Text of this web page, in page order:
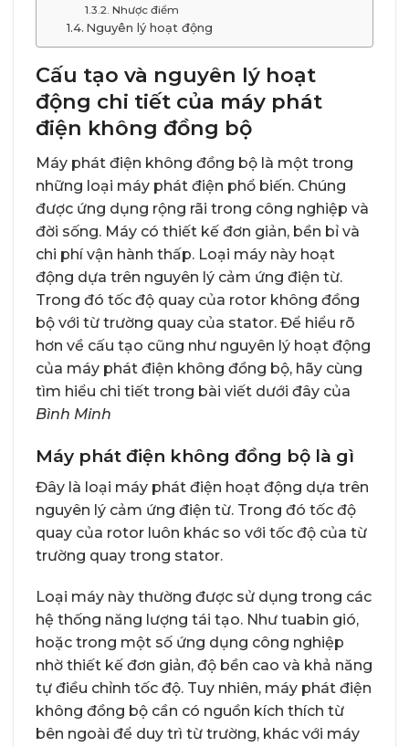
Nhược điểm
Nguyên lý hoạt động
Cấu tạo và nguyên lý hoạt
động chi tiết của máy phát
điện không đồng bộ
Máy phát điện không đồng bộ là một trong
những loại máy phát điện phổ biến. Chúng
được ứng dụng rộng rãi trong công nghiệp và
đời sống. Máy có thiết kế đơn giản, bền bỉ và
chi phí vận hành thấp. Loại máy này hoạt
động dựa trên nguyên lý cảm ứng điện từ.
Trong đó tốc độ quay của rotor không đồng
bộ với từ trường quay của stator. Để hiểu rõ
hơn về cấu tạo cũng như nguyên lý hoạt động
của máy phát điện không đồng bộ, hãy cùng
tìm hiểu chi tiết trong bài viết dưới đây của
Bình Minh
Máy phát điện không đồng bộ là gì
Đây là loại máy phát điện hoạt động dựa trên
nguyên lý cảm ứng điện từ. Trong đó tốc độ
quay của rotor luôn khác so với tốc độ của từ
trường quay trong stator.
Loại máy này thường được sử dụng trong các
hệ thống năng lượng tái tạo. Như tuabin gió,
hoặc trong một số ứng dụng công nghiệp
nhờ thiết kế đơn giản, độ bền cao và khả năng
tự điều chỉnh tốc độ. Tuy nhiên, máy phát điện
không đồng bộ cần có nguồn kích thích từ
bên ngoài để duy trì từ trường, khác với máy